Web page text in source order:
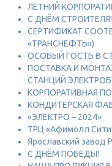
ЛЕТНИЙ
С ДНЁМ СТРОИТЕЛЯ!
СЕРТИФИКАТ
«ТРАНСНЕФТЬ»)
ОСОБЫЙ ГОСТЬ В
ПОСТАВКА И
СТАНЦИЙ
КОРПОРАТИВНАЯ
КОНДИТЕРСКАЯ
«ЭЛЕКТРО – 2024»
ТРЦ «Афимолл
Ярославский завод
С ДНЁМ ПОБЕДЫ!